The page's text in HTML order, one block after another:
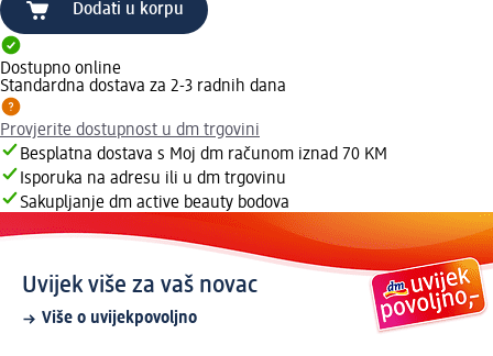
Dodati u korpu
Dostupno online
Standardna dostava za 2-3 radnih dana
Provjerite dostupnost u dm trgovini
Besplatna dostava s Moj dm računom iznad 70 KM
Isporuka na adresu ili u dm trgovinu
Sakupljanje dm active beauty bodova
Uvijek više za vaš novac
Više o uvijekpovoljno